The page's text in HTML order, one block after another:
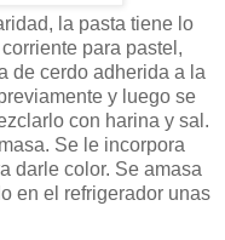
la pasta tiene lo
para pastel,
de cerdo adherida a la
y luego se
con harina y sal.
Se le incorpora
darle color. Se amasa
en el refrigerador unas